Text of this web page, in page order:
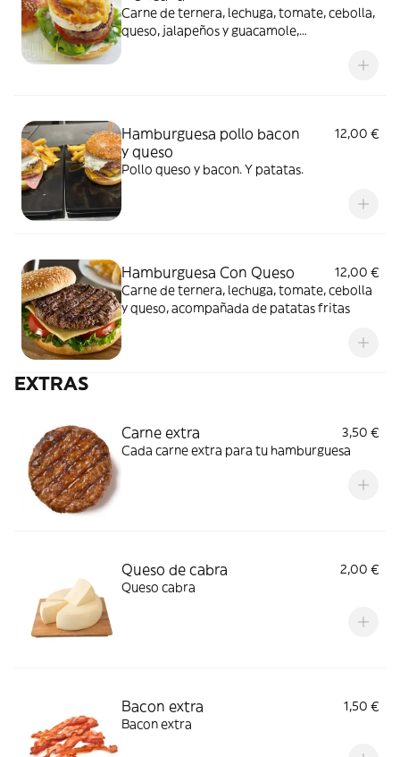
Carne de ternera, lechuga, tomate, cebolla,
queso, jalapeños y guacamole,
Hamburguesa pollo bacon
y queso
12,00 €
Pollo queso y bacon. Y patatas.
Hamburguesa Con Queso
12,00 €
Carne de ternera, lechuga, tomate, cebolla
y queso, acompañada de patatas fritas
EXTRAS
Carne extra
3,50 €
Cada carne extra para tu hamburguesa
Queso de cabra
2,00 €
Queso cabra
Bacon extra
1,50 €
Bacon extra